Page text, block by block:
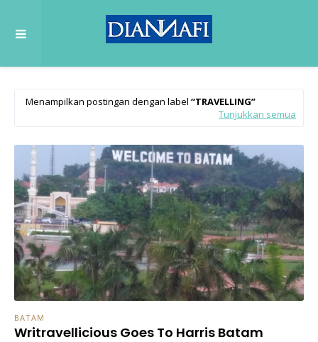
Menampilkan postingan dengan label
TRAVELLING
Tunjukkan semua
BATAM
Writravellicious Goes To Harris Batam